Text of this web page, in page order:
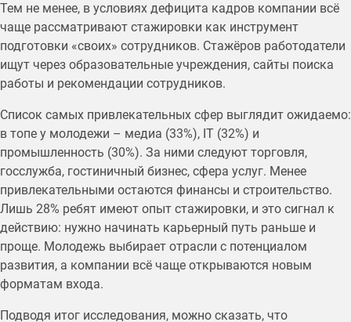
Тем не менее, в условиях дефицита кадров компании всё
чаще рассматривают стажировки как инструмент
подготовки «своих» сотрудников. Стажёров работодатели
ищут через образовательные учреждения, сайты поиска
работы и рекомендации сотрудников.
Список самых привлекательных сфер выглядит ожидаемо:
в топе у молодежи – медиа (33%), IT (32%) и
промышленность (30%). За ними следуют торговля,
госслужба, гостиничный бизнес, сфера услуг. Менее
привлекательными остаются финансы и строительство.
Лишь 28% ребят имеют опыт стажировки, и это сигнал к
действию: нужно начинать карьерный путь раньше и
проще. Молодежь выбирает отрасли с потенциалом
развития, а компании всё чаще открываются новым
форматам входа.
Подводя итог исследования, можно сказать, что